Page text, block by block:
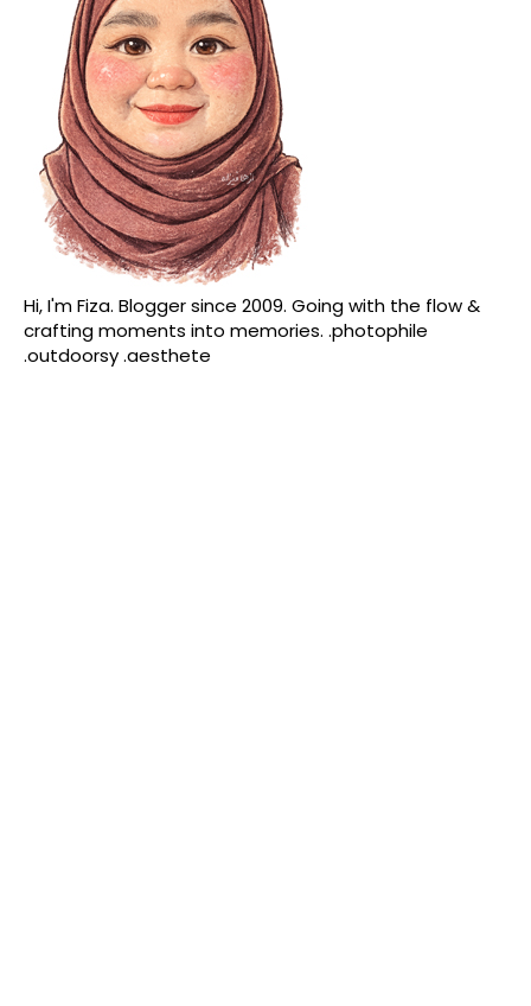
Hi, I'm Fiza. Blogger since 2009. Going with the flow &
crafting moments into memories. .photophile
.outdoorsy .aesthete